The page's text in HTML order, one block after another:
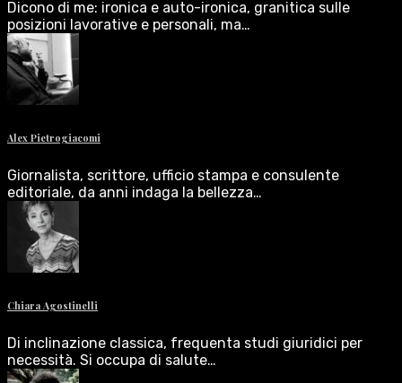
Dicono di me: ironica e auto-ironica, granitica sulle
posizioni lavorative e personali, ma…
Alex Pietrogiacomi
Giornalista, scrittore, ufficio stampa e consulente
editoriale, da anni indaga la bellezza…
Chiara Agostinelli
Di inclinazione classica, frequenta studi giuridici per
necessità. Si occupa di salute…